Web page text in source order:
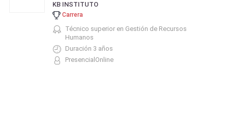
KB INSTITUTO
Carrera
Técnico superior en Gestión de Recursos
Humanos
Duración 3 años
PresencialOnline